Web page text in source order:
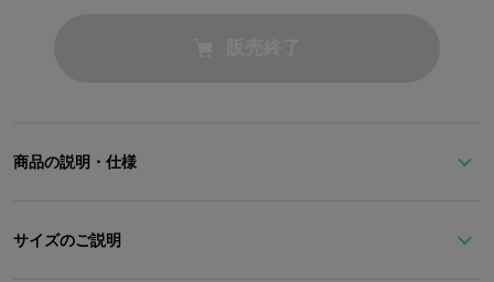
商品の説明・仕様
しい二つ折り財布。
サイズのご説明